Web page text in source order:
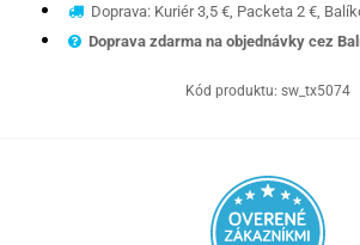
Doprava: Kuriér 3,5 €, Packeta 2 €,
Doprava zdarma na objednávky cez
Kód produktu: sw_tx5074